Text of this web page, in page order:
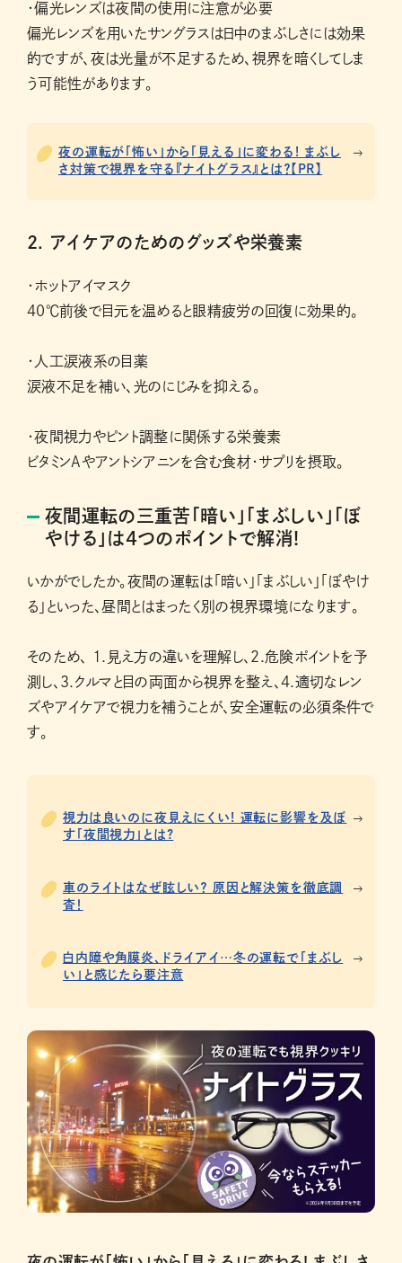
・偏光レンズは夜間の使用に注意が必要
偏光レンズを用いたサングラスは日中のまぶしさには効果
的ですが、夜は光量が不足するため、視界を暗くしてしま
う可能性があります。
夜の運転が「怖い」から「見える」に変わる! まぶし
さ対策で視界を守る『ナイトグラス』とは？【PR】
2. アイケアのためのグッズや栄養素
・ホットアイマスク
40℃前後で目元を温めると眼精疲労の回復に効果的。
・人工涙液系の目薬
涙液不足を補い、光のにじみを抑える。
・夜間視力やピント調整に関係する栄養素
ビタミンAやアントシアニンを含む食材・サプリを摂取。
夜間運転の三重苦「暗い」「まぶしい」「ぼ
やける」は4つのポイントで解消!
いかがでしたか。夜間の運転は「暗い」「まぶしい」「ぼやけ
る」といった、昼間とはまったく別の視界環境になります。
そのため、 1.見え方の違いを理解し、2.危険ポイントを予
測し、3.クルマと目の両面から視界を整え、4.適切なレン
ズやアイケアで視力を補うことが、安全運転の必須条件で
す。
視力は良いのに夜見えにくい! 運転に影響を及ぼ
す「夜間視力」とは?
車のライトはなぜ眩しい？ 原因と解決策を徹底調
査！
白内障や角膜炎、ドライアイ…冬の運転で「まぶし
い」と感じたら要注意